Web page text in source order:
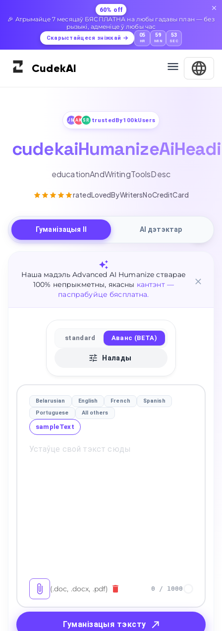
60% off
🎉 Атрымайце 7 месяцаў БЯСПЛАТНА на любы гадавы план — без
рызыкі, адменіце ў любы час
Скарыстайцеся зніжкай 05
HR
59
MIN
52
SEC
CudekAI
JMAKSR trustedBy100kUsers
educationAndWritingToolsDesc
ratedLovedByWritersNoCreditCard
Гуманізацыя ІІ AI дэтэктар
Наша мадэль Advanced AI Humanize стварае
100% непрыкметны, якасны кантэнт —
паспрабуйце бясплатна.
standard Аванс (BETA)
Налады
Belarusian English French
Spanish
Portuguese
All others
sampleText
(.doc, .docx, .pdf) 0 / 1000
Гуманізацыя тэксту